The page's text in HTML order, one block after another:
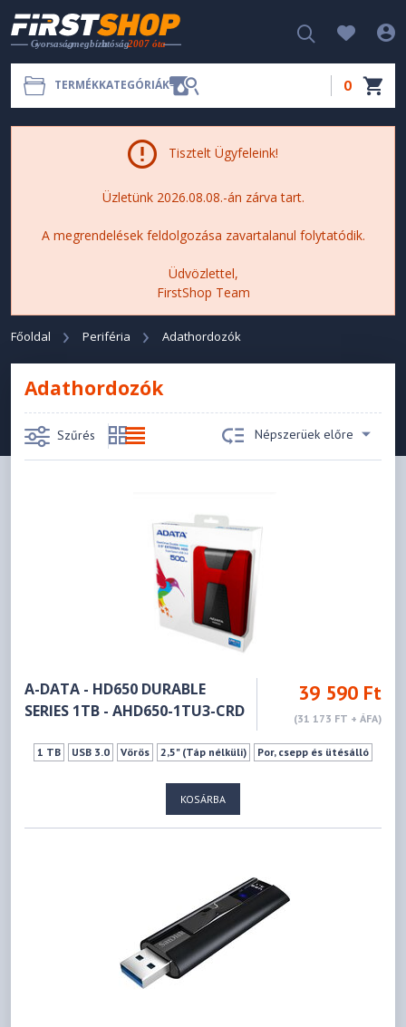
TERMÉKKATEGÓRIÁK 0
Tisztelt Ügyfeleink!
Üzletünk 2026.08.08.-án zárva tart.
A megrendelések feldolgozása zavartalanul folytatódik.
Üdvözlettel,
FirstShop Team
Főoldal Periféria Adathordozók
Adathordozók
Szűrés Népszerüek előre
A-DATA - HD650 DURABLE
SERIES 1TB - AHD650-1TU3-CRD
39 590 Ft
(31 173 FT + ÁFA)
1 TB USB 3.0 Vörös 2,5" (Táp nélküli) Por, csepp és ütésálló
KOSÁRBA